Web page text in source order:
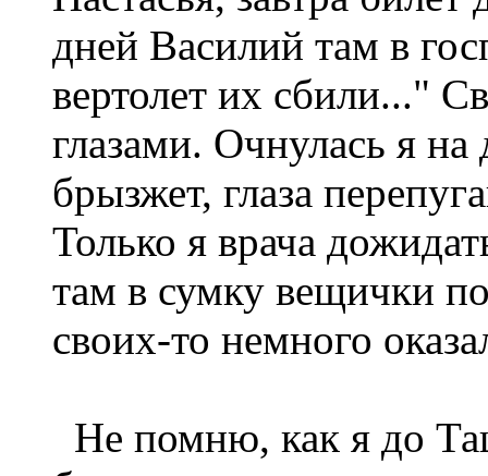
дней Василий там в
вертолет их сбили..."
глазами. Очнулась я
брызжет, глаза
Только я врача
там в сумку вещички
своих-то немного
Не помню, как я до